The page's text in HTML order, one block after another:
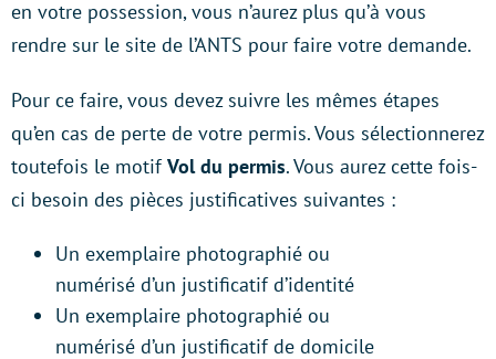
en votre possession, vous n’aurez plus qu’à vous
rendre sur le site de l’ANTS pour faire votre demande.
Pour ce faire, vous devez suivre les mêmes étapes
qu’en cas de perte de votre permis. Vous sélectionnerez
toutefois le motifVol du permis. Vous aurez cette fois-
ci besoin des pièces justificatives suivantes :
Un exemplaire photographié ou
numérisé d’un justificatif d’identité
Un exemplaire photographié ou
numérisé d’un justificatif de domicile